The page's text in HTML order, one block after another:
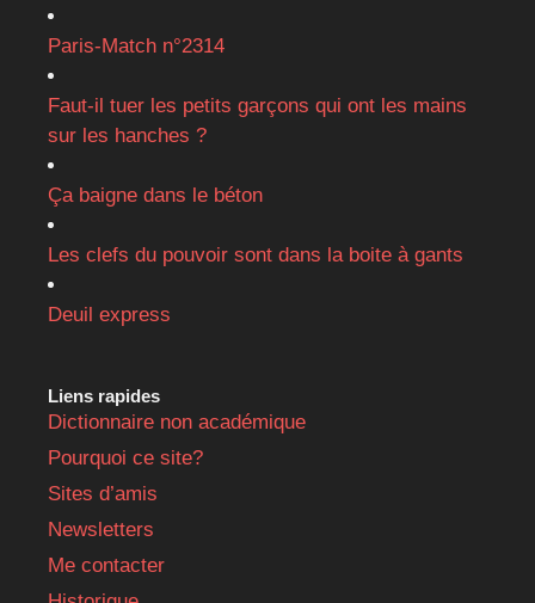
Paris-Match n°2314
Faut-il tuer les petits garçons qui ont les mains
sur les hanches ?
Ça baigne dans le béton
Les clefs du pouvoir sont dans la boite à gants
Deuil express
Liens rapides
Dictionnaire non académique
Pourquoi ce site?
Sites d’amis
Newsletters
Me contacter